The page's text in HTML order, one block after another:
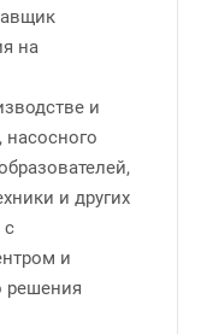
на
и
насосного
и других
с
и
решения